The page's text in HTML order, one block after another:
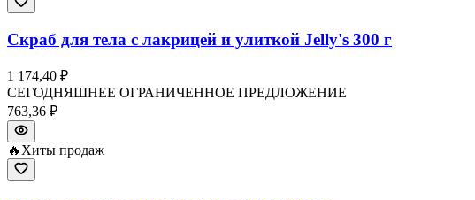
Скраб для тела с лакрицей и улиткой Jelly's 300 г
1 174,40 ₽
СЕГОДНЯШНЕЕ ОГРАНИЧЕННОЕ ПРЕДЛОЖЕНИЕ
763,36 ₽
🔥 Хиты продаж